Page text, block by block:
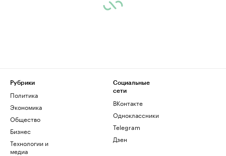
Рубрики
Политика
Экономика
Общество
Бизнес
Технологии и
медиа
Социальные
сети
ВКонтакте
Одноклассники
Telegram
Дзен